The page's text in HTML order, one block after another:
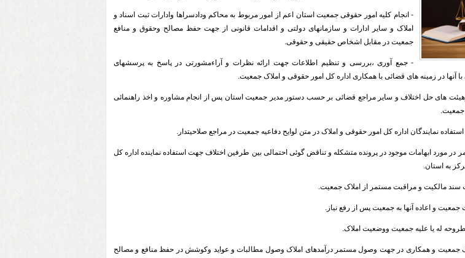
- انجام کلیه امور حقوقی جمعیت استان اعم از امور مربوط به محاکم ودادسراها وادارات ثبت اسناد و
املاک و سایر ادارات و سازمانهای دولتی و اقدامات قانونی از جهت حفظ مصالح وحقوق و منافع
جمعیت در مقابل اشخاص حقیقی و حقوقی.
- جمع آوری ،بررسی و تنظیم اطلاعات جهت ارائه نظرات و آراءمشورتی در پاسخ به پرسشهای
در زمینه های قضائی با همکاری اداره کل امور حقوقی و املاک جمعیت.
های حل اختلاف و سایر مراجع قضائی بر حسب دستور مدیر جمعیت استان پس از انجام مشاوره و اخذ راهنمائی
جمعیت.
نمایندگان اداره کل امور حقوقی و املاک در متن لوایح دفاعیه جمعیت در مراجع صلاحیتدار.
در مورد ابهامات موجود در پرونده متشکله و تناقض گوئی احتمالی بین طرفین اختلاف جهت استفاده نماینده اداره کل
به استان.
سند مالکیت و مراقبت مستمر از املاک جمعیت.
و اعاده آنها به جمعیت پس از رفع نیاز.
له یا علیه جمعیت ووضعیت املاک.
جمعیت و همکاری در جهت وصول مستمر درآمدهای املاک وصول مطالبات و عواید وکوشش در حفظ منافع و مصالح